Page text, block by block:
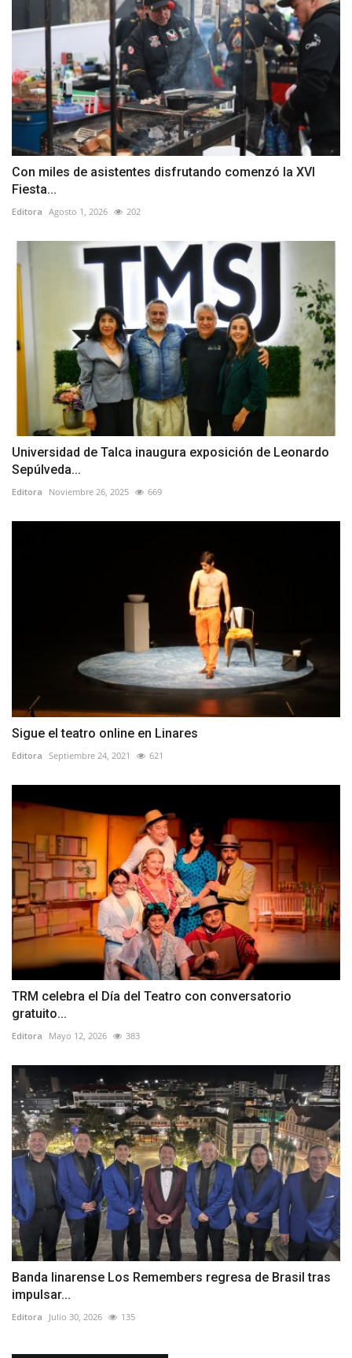
Con miles de asistentes disfrutando comenzó la XVI
Fiesta...
Editora Agosto 1, 2026 202
Universidad de Talca inaugura exposición de Leonardo
Sepúlveda...
Editora Noviembre 26, 2025 669
Sigue el teatro online en Linares
Editora Septiembre 24, 2021 621
TRM celebra el Día del Teatro con conversatorio
gratuito...
Editora Mayo 12, 2026 383
Banda linarense Los Remembers regresa de Brasil tras
impulsar...
Editora Julio 30, 2026 135